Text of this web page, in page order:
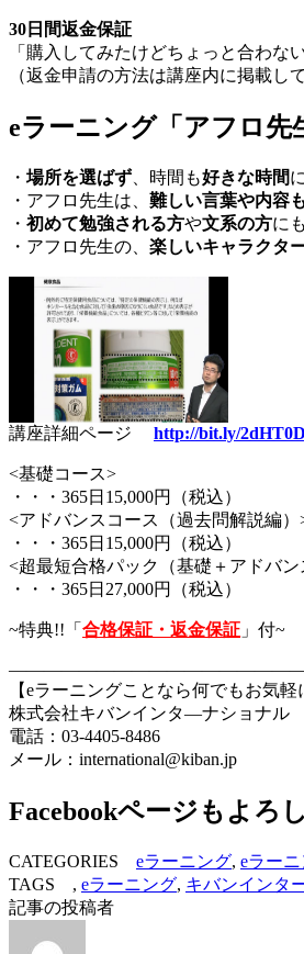
30日間返金保証
「購入してみたけどちょっと合わな
（返金申請の方法は講座内に掲載し
eラーニング「アフロ先
・ 場所を選ばず 、時間も好きな時間
・アフロ先生は、 難しい言葉や内容
・ 初めて勉強される方や文系の方に
・アフロ先生の、 楽しいキャラクタ
講座詳細ページ http://bit.ly/
<基礎コース>
・・・365日15,000円（税込）
<アドバンスコース（過去問解説編）
・・・365日15,000円（税込）
<超最短合格パック（基礎＋アドバン
・・・365日27,000円（税込）
~特典!!「 合格保証・返金保証 」付~
【eラーニングことなら何でもお気軽
株式会社キバンインタ―ナショナル
電話：03-4405-8486
メール：international@kiban.jp
Facebookページもよろ
CATEGORIES eラーニング, eラー
TAGS , eラーニング, キバンインタ
記事の投稿者